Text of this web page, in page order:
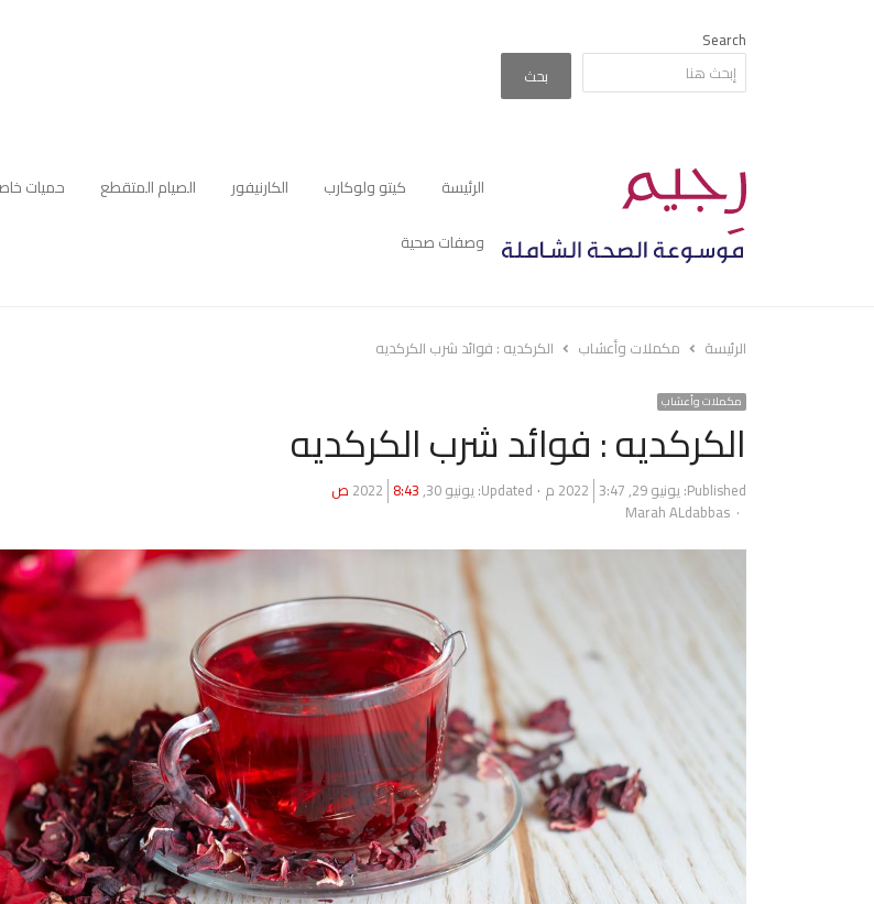
Search
بحث
الرئيسة كيتو ولوكارب الكارنيفور الصيام المتقطع حميات
وصفات صحية
الرئيسة مكملات وأعشاب الكركديه : فوائد شرب الكركديه
مكملات وأعشاب
الكركديه : فوائد شرب الكركديه
Published: يونيو 29, 2022 3:47 م Updated: يونيو 30, 2022 8:43 ص
Author
Marah ALdabbas